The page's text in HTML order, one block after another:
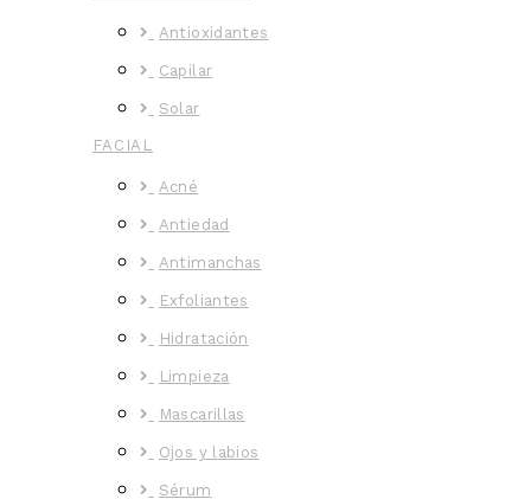
Antioxidantes
Capilar
Solar
FACIAL
Acné
Antiedad
Antimanchas
Exfoliantes
Hidratación
Limpieza
Mascarillas
Ojos y labios
Sérum